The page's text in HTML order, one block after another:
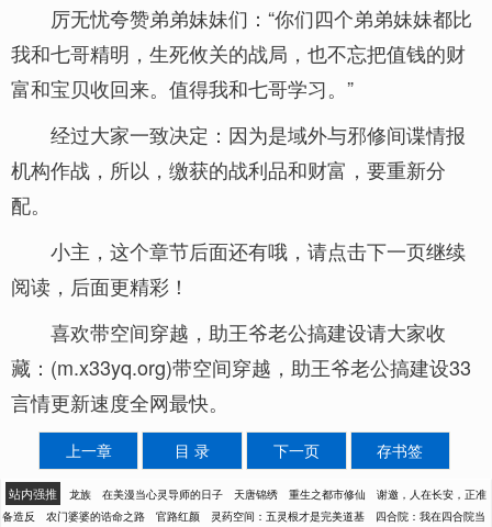
厉无忧夸赞弟弟妹妹们：“你们四个弟弟妹妹都比
我和七哥精明，生死攸关的战局，也不忘把值钱的财
富和宝贝收回来。值得我和七哥学习。”
经过大家一致决定：因为是域外与邪修间谍情报
机构作战，所以，缴获的战利品和财富，要重新分
配。
小主，这个章节后面还有哦，请点击下一页继续
阅读，后面更精彩！
喜欢带空间穿越，助王爷老公搞建设请大家收
藏：(m.x33yq.org)带空间穿越，助王爷老公搞建设33
言情更新速度全网最快。
上一章 目 录 下一页 存书签
站内强推 龙族 在美漫当心灵导师的日子 天唐锦绣 重生之都市修仙
谢邀，人在长安，正准
备造反
农门婆婆的诰命之路 官路红颜 灵药空间：五灵根才是完美道基
四合院：我在四合院当